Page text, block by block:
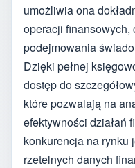
umożliwia ona
operacji finansowych,
podejmowania
Dzięki pełnej
dostęp do
które pozwalają na
efektywności działań
konkurencja na rynku
rzetelnych danych